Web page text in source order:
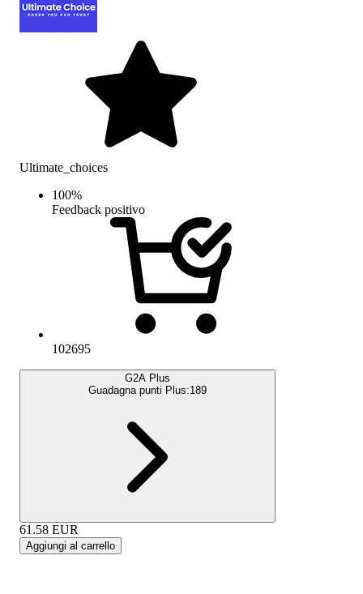
Ultimate_choices
100%
Feedback positivo
102695
G2A Plus
Guadagna punti Plus:189
61.58 EUR
Aggiungi al carrello